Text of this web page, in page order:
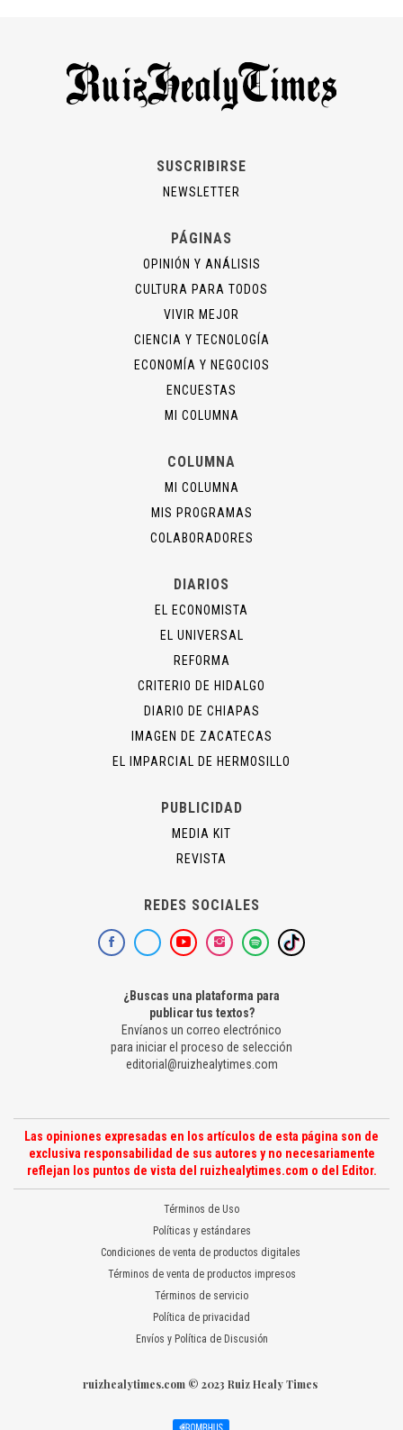
SUSCRIBIRSE
NEWSLETTER
PÁGINAS
OPINIÓN Y ANÁLISIS
CULTURA PARA TODOS
VIVIR MEJOR
CIENCIA Y TECNOLOGÍA
ECONOMÍA Y NEGOCIOS
ENCUESTAS
MI COLUMNA
COLUMNA
MI COLUMNA
MIS PROGRAMAS
COLABORADORES
DIARIOS
EL ECONOMISTA
EL UNIVERSAL
REFORMA
CRITERIO DE HIDALGO
DIARIO DE CHIAPAS
IMAGEN DE ZACATECAS
EL IMPARCIAL DE HERMOSILLO
PUBLICIDAD
MEDIA KIT
REVISTA
REDES SOCIALES
¿Buscas una plataforma para
publicar tus textos?
Envíanos un correo electrónico
para iniciar el proceso de selección
editorial@ruizhealytimes.com
Las opiniones expresadas en los artículos de esta página son de
exclusiva responsabilidad de sus autores y no necesariamente
reflejan los puntos de vista del ruizhealytimes.com o del Editor.
Términos de Uso
Políticas y estándares
Condiciones de venta de productos digitales
Términos de venta de productos impresos
Términos de servicio
Política de privacidad
Envíos y Política de Discusión
ruizhealytimes.com © 2023 Ruiz Healy Times